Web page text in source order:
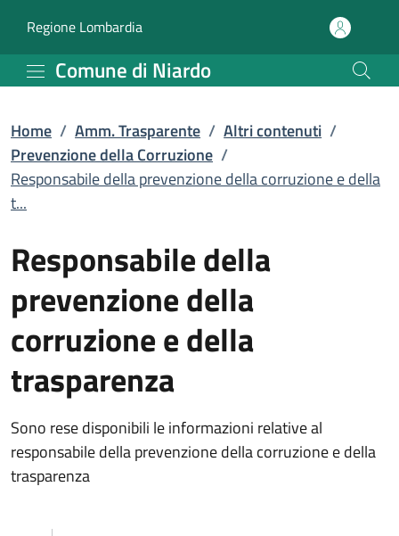
Responsabile della
Regione Lombardia(apre in un'altra scheda).
Comune di Niardo
Home / Amm. Trasparente / Altri contenuti /
Prevenzione della Corruzione /
Responsabile della prevenzione della corruzione e della
t...
Responsabile della
prevenzione della
corruzione e della
trasparenza
Sono rese disponibili le informazioni relative al
responsabile della prevenzione della corruzione e della
trasparenza